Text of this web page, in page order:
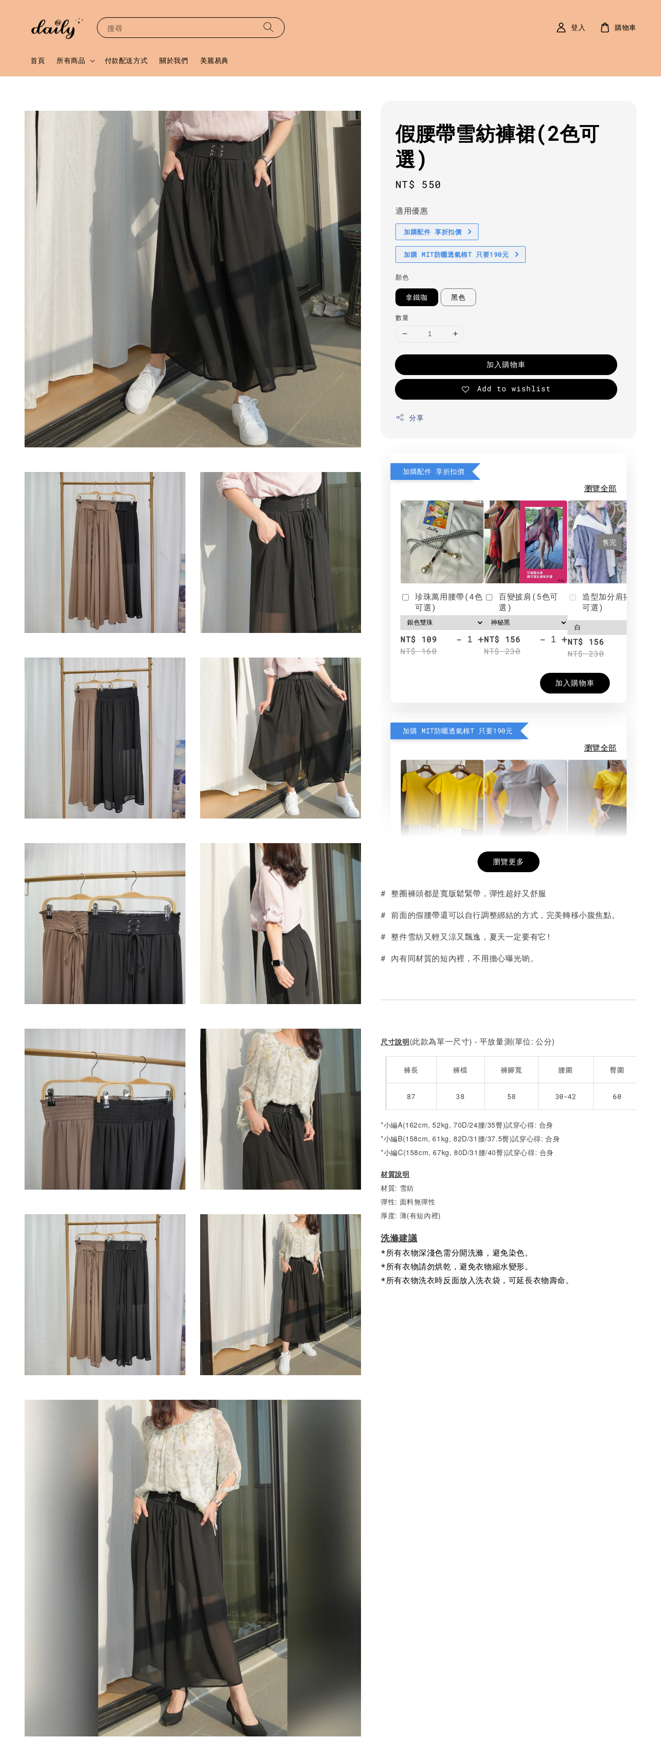
搜尋
首頁 所有商品 付款配送方式 關於我們 美麗易典
登入 購物車
假腰帶雪紡褲裙(2色可
選)
Regular
NT$ 550
適用優惠
加購配件 享折扣價
加購 MIT防曬透氣棉T 只要190元
顏色
拿鐵咖 黑色
數量
加入購物車
Add to wishlist
分享
加購配件 享折扣價
瀏覽全部
珍珠萬用腰帶(4色
可選)
NT$ 109
NT$ 160
- +
百變披肩(5色可
選)
NT$ 156
NT$ 230
- +
售完
造型加分肩搭(4色
可選)
NT$ 156
NT$ 230
加入購物車
加購 MIT防曬透氣棉T 只要190元
瀏覽全部
NT$ 190
NT$ 450
- +
希望相隨雙面T
NT$ 190
NT$ 450
-
NT$ 450
瀏覽更多
# 整圈褲頭都是寬版鬆緊帶，彈性超好又舒服
# 前面的假腰帶還可以自行調整綁結的方式，完美轉移小腹焦點。
# 整件雪紡又輕又涼又飄逸，夏天一定要有它!
# 內有同材質的短內裡，不用擔心曝光喲。
尺寸說明(此款為單一尺寸) - 平放量測(單位: 公分)
褲長 褲檔 褲腳寬 腰圍 臀圍
87 38 58 30-42 60
*小編A(162cm, 52kg, 70D/24腰/35臀)試穿心得: 合身
*小編B(158cm, 61kg, 82D/31腰/37.5臀)試穿心得: 合身
*小編C(158cm, 67kg, 80D/31腰/40臀)試穿心得: 合身
材質說明
材質: 雪紡
彈性: 面料無彈性
厚度: 薄(有短內裡)
洗滌建議
*所有衣物深淺色需分開洗滌，避免染色。
*所有衣物請勿烘乾，避免衣物縮水變形。
*所有衣物洗衣時反面放入洗衣袋，可延長衣物壽命。